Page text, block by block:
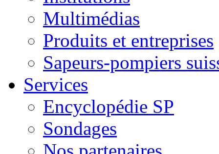
Multimédias
Produits et entreprises
Sapeurs-pompiers
Services
Encyclopédie SP
Sondages